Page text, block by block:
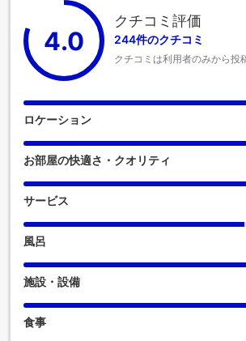
4.0
クチコミ評価
244件のクチコミ
クチコミは利用者のみから投
ロケーション
お部屋の快適さ・クオリティ
サービス
風呂
施設・設備
食事